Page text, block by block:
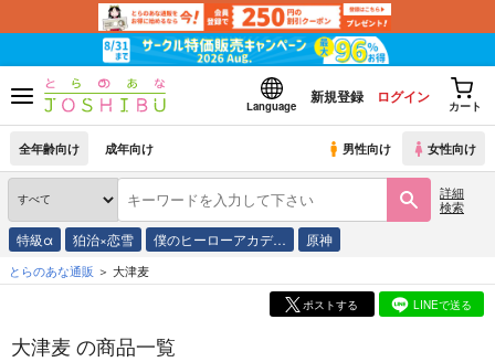
Language
新規登録 ログイン
カート
全年齢向け 成年向け 男性向け 女性向け
詳細
検索
特級α 狛治×恋雪 僕のヒーローアカデ… 原神
とらのあな通販 大津麦
ポストする LINEで送る
大津麦 の商品一覧